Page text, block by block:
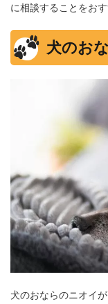
に相談することをおす
犬のお
犬のおならのニオイ